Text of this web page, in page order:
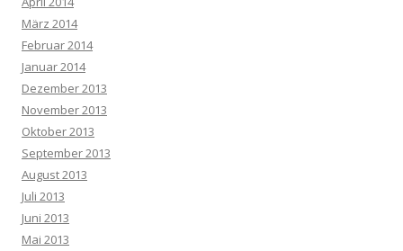
März 2014
Februar 2014
Januar 2014
Dezember 2013
November 2013
Oktober 2013
September 2013
August 2013
Juli 2013
Juni 2013
Mai 2013